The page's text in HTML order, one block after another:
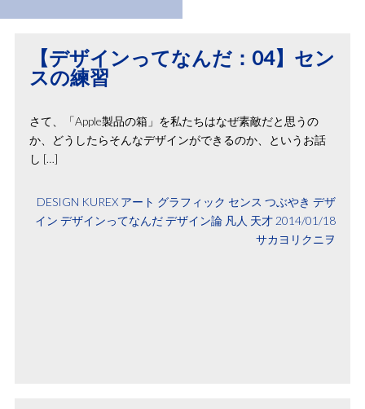
【デザインってなんだ：04】セン
スの練習
さて、「Apple製品の箱」を私たちはなぜ素敵だと思うの
か、どうしたらそんなデザインができるのか、というお話
し […]
DESIGN KUREX アート グラフィック センス つぶやき デザ
イン デザインってなんだデザイン論 凡人 天才 2014/01/18
サカヨリクニヲ